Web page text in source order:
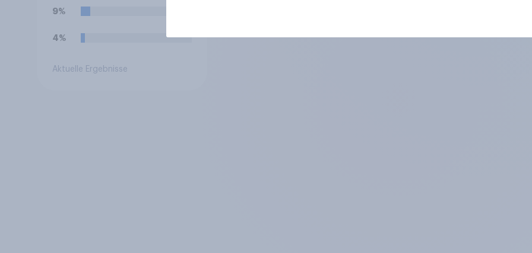
oder WM-Design)
9%
4%
Aktuelle Ergebnisse